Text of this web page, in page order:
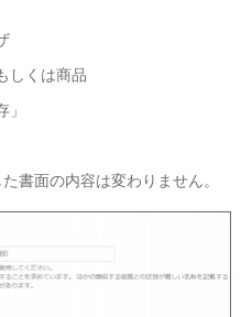
しくは商品
書面の内容は変わりません。